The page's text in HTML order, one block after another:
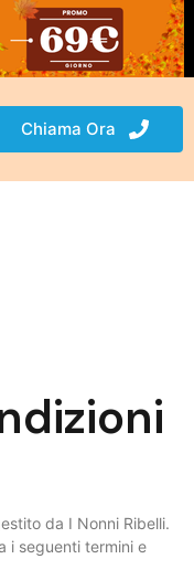
Chiama Ora
da I Nonni Ribelli.
i seguenti termini e